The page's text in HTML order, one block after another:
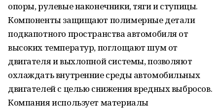
опоры, рулевые наконечники, тяги и ступицы.
Компоненты защищают полимерные детали
подкапотного пространства автомобиля от
высоких температур, поглощают шум от
двигателя и выхлопной системы, позволяют
охлаждать внутренние среды автомобильных
двигателей с целью снижения вредных выбросов.
Компания использует материалы